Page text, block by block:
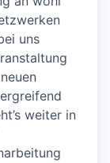
uns
weiter in